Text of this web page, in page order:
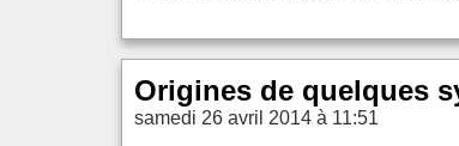
Origines de quelques
samedi 26 avril 2014 à 11:51